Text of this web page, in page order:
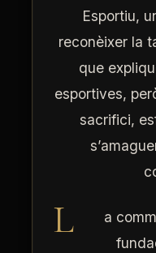
Esportiu,
reconèixer la
que
esportives,
sacrifici,
L
a